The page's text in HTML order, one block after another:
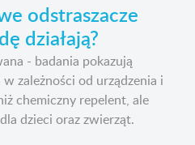
odstraszacze
działają?
- badania pokazują
zależności od urządzenia i
chemiczny repelent, ale
dzieci oraz zwierząt.